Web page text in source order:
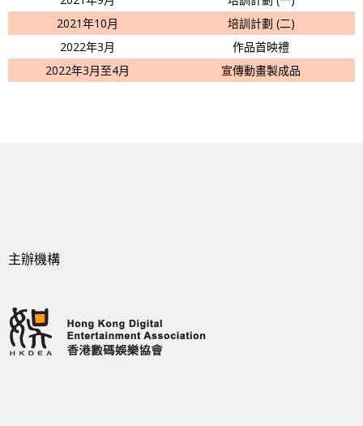
2021年10月
培訓計劃 (二)
2022年3月
作品首映禮
2022年3月至4月
宣傳動畫製成品
主辦機構